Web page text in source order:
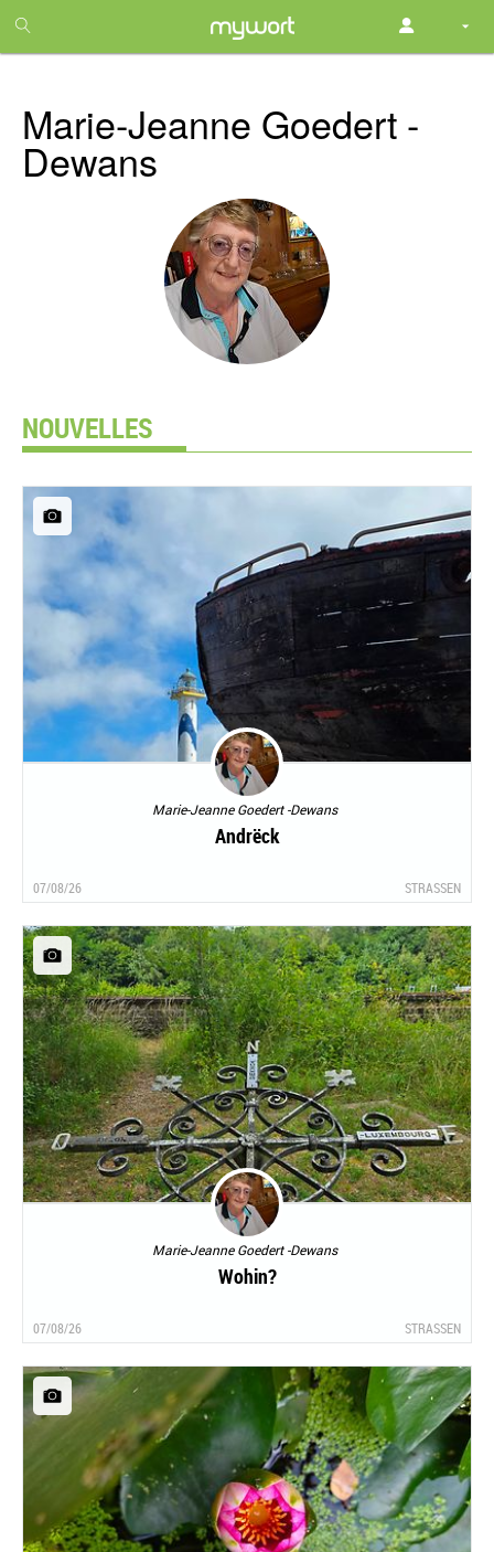
month
free
Marie-Jeanne Goedert -
Dewans
NOUVELLES
Marie-Jeanne Goedert -Dewans
Andrëck
07/08/26 STRASSEN
Marie-Jeanne Goedert -Dewans
Wohin?
07/08/26 STRASSEN